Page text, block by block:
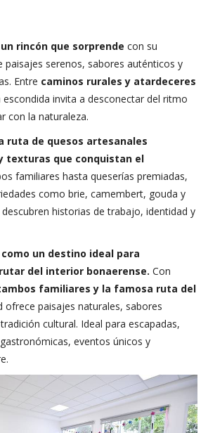
rincón que sorprende con su
paisajes serenos, sabores auténticos y
Entre caminos rurales y atardeceres
escondida invita a desconectar del ritmo
con la naturaleza.
ruta de quesos artesanales
texturas que conquistan el
familiares hasta queserías premiadas,
como brie, camembert, gouda y
historias de trabajo, identidad y
un destino ideal para
del interior bonaerense. Con
familiares y la famosa ruta del
ofrece paisajes naturales, sabores
cultural. Ideal para escapadas,
eventos únicos y